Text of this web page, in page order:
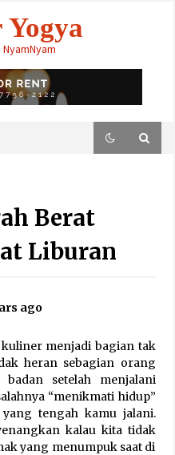
Berat
Liburan
ago
kuliner menjadi bagian tak
heran sebagian orang
setelah menjalani
“menikmati hidup”
tengah kamu jalani.
kalau kita tidak
yang menumpuk saat di